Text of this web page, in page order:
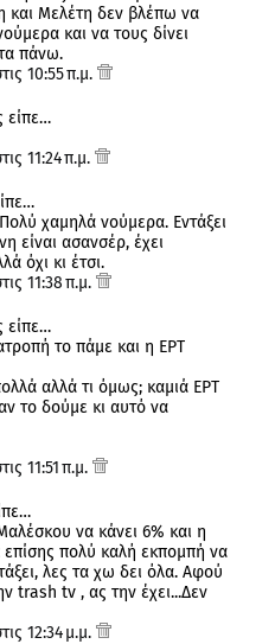
και Μελέτη δεν βλέπω να
και να τους δίνει
πάνω.
10:55 π.μ.
είπε…
11:24 π.μ.
χαμηλά νούμερα. Εντάξει
είναι ασανσέρ, έχει
όχι κι έτσι.
11:38 π.μ.
είπε…
το πάμε και η ΕΡΤ
αλλά τι όμως; καμιά ΕΡΤ
το δούμε κι αυτό να
11:51 π.μ.
να κάνει 6% και η
πολύ καλή εκπομπή να
λες τα χω δει όλα. Αφού
trash tv , ας την έχει...Δεν
12:34 μ.μ.